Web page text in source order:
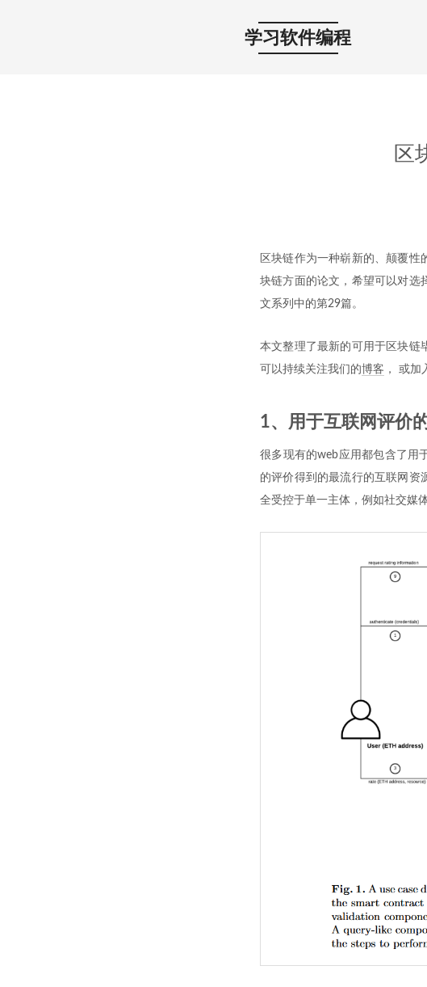
学习软件编程
区
区块链作为一种崭新的、颠覆
块链方面的论文，希望可以对选
文系列中的第29篇。
本文整理了最新的可用于区块链
可以持续关注我们的博客 ， 或加
1、用于互联网评价
很多现有的web应用都包含了用
的评价得到的最流行的互联网资
全受控于单一主体，例如社交媒体